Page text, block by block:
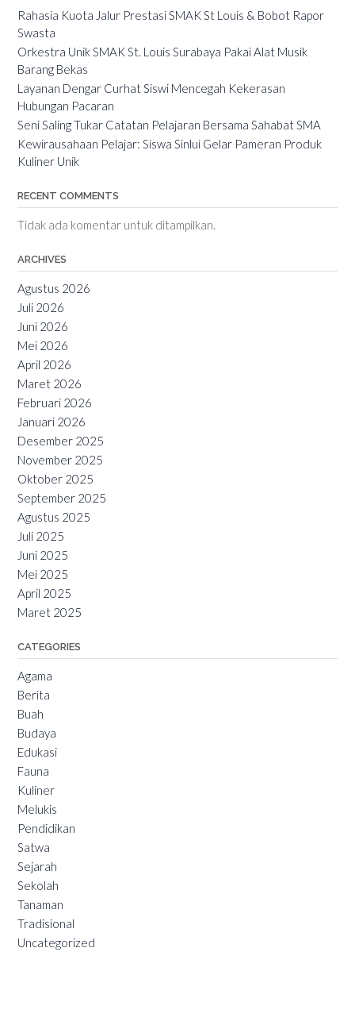
Rahasia Kuota Jalur Prestasi SMAK St Louis & Bobot Rapor
Swasta
Orkestra Unik SMAK St. Louis Surabaya Pakai Alat Musik
Barang Bekas
Layanan Dengar Curhat Siswi Mencegah Kekerasan
Hubungan Pacaran
Seni Saling Tukar Catatan Pelajaran Bersama Sahabat SMA
Kewirausahaan Pelajar: Siswa Sinlui Gelar Pameran Produk
Kuliner Unik
RECENT COMMENTS
Tidak ada komentar untuk ditampilkan.
ARCHIVES
Agustus 2026
Juli 2026
Juni 2026
Mei 2026
April 2026
Maret 2026
Februari 2026
Januari 2026
Desember 2025
November 2025
Oktober 2025
September 2025
Agustus 2025
Juli 2025
Juni 2025
Mei 2025
April 2025
Maret 2025
CATEGORIES
Agama
Berita
Buah
Budaya
Edukasi
Fauna
Kuliner
Melukis
Pendidikan
Satwa
Sejarah
Sekolah
Tanaman
Tradisional
Uncategorized